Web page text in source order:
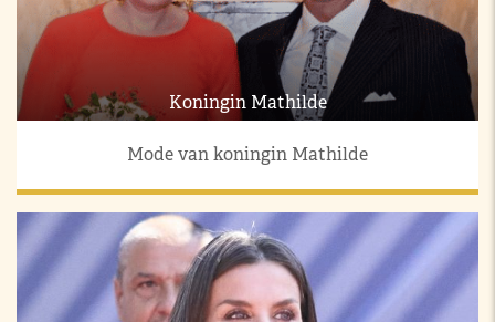
Koningin Mathilde
Mode van koningin Mathilde